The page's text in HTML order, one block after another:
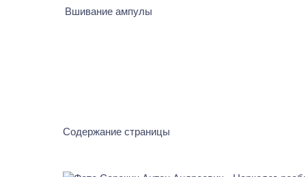
Вшивание ампулы
Содержание страницы